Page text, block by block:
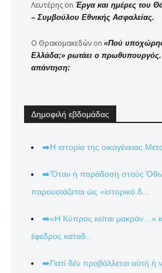
Λευτέρης on Έργα και ημέρες του
– Συμβούλου Εθνικής Ασφαλείας.
Ο Θρακομακεδών on «Πού
Ελλάδα;» ρωτάει ο πρωθυπουργός.
απάντηση:
Δημοφιλή εβδομάδας
➡️Η ιστορία της οικογένειας
➡️Ὅταν ἡ παράδοση στούς
παρουσιάζεται ὡς «ἱστορικό δ...
➡️«Η Κύπρος κείται μακράν…»
έφεδρος καταδ...
➡️Γιατί δέν προβάλλεται αὐτή ἡ